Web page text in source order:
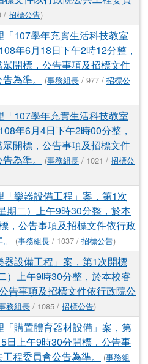
/ 招標公告)
「107學年充實生活科技教室
年6月18日下午2時12分整，
開標，公告事項及招標文件
為準。
(事務組長 / 977 / 招標公
「107學年充實生活科技教室
年6月4日下午2時00分整，
開標，公告事項及招標文件
為準。
(事務組長 / 1021 / 招標公
「樂器設備工程」案，第1次
期二）上午9時30分整，於本
，公告事項及招標文件依行政
(事務組長 / 1037 / 招標公告)
器設備工程」案，第1次開標
）上午9時30分整，於本校睿
告事項及招標文件依行政院公
務組長 / 1085 / 招標公告)
「購置體育器材設備」案，第
日上午9時30分開標，公告事
程委員會公告為準。
(事務組